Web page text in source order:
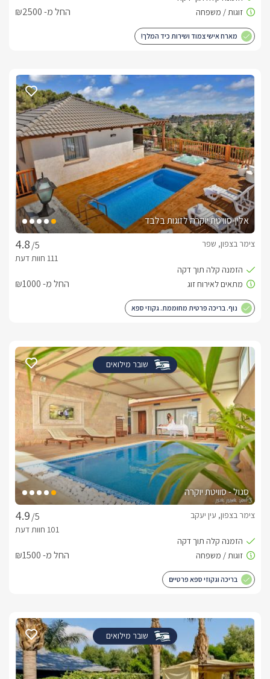
החל מ- ₪2500
מארח אישי צמוד ושירות כיד המלך!
אלין-סוויטת יוקרה לזוגות בלבד
/5
צימר בצפון, שפר
החל מ- ₪1000
נוף. בריכה פרטית מחוממת. גקוזי ספא
שובר מילואים
סגול - סוויטת יוקרה
/5
צימר בצפון, עין יעקב
החל מ- ₪1500
בריכה וגקוזי ספא פרטיים
שובר מילואים